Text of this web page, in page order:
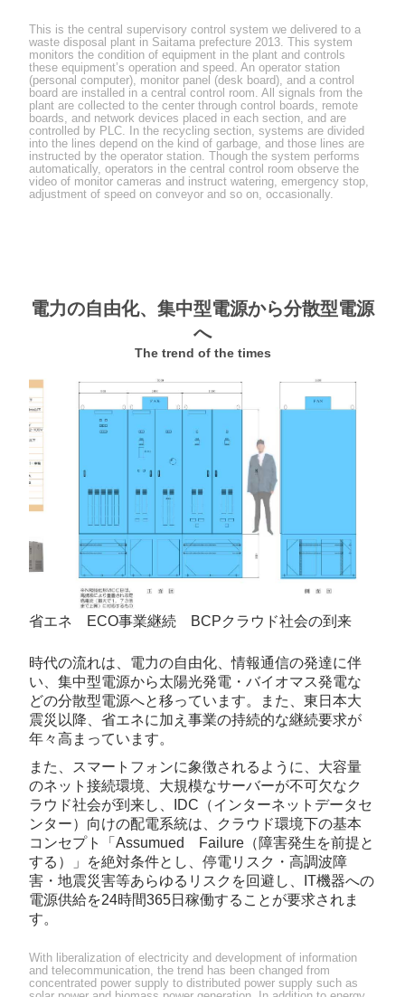
This is the central supervisory control system we delivered to a
waste disposal plant in Saitama prefecture 2013. This system
monitors the condition of equipment in the plant and controls
these equipment’s operation and speed. An operator station
(personal computer), monitor panel (desk board), and a control
board are installed in a central control room. All signals from the
plant are collected to the center through control boards, remote
boards, and network devices placed in each section, and are
controlled by PLC. In the recycling section, systems are divided
into the lines depend on the kind of garbage, and those lines are
instructed by the operator station. Though the system performs
automatically, operators in the central control room observe the
video of monitor cameras and instruct watering, emergency stop,
adjustment of speed on conveyor and so on, occasionally.
電力の自由化、集中型電源から分散型電源
へ
The trend of the times
省エネ ECO事業継続 BCPクラウド社会の到来
時代の流れは、電力の自由化、情報通信の発達に伴
い、集中型電源から太陽光発電・バイオマス発電な
どの分散型電源へと移っています。また、東日本大
震災以降、省エネに加え事業の持続的な継続要求が
年々高まっています。
また、スマートフォンに象徴されるように、大容量
のネット接続環境、大規模なサーバーが不可欠なク
ラウド社会が到来し、IDC（インターネットデータセ
ンター）向けの配電系統は、クラウド環境下の基本
コンセプト「Assumued Failure（障害発生を前提と
する）」を絶対条件とし、停電リスク・高調波障
害・地震災害等あらゆるリスクを回避し、IT機器への
電源供給を24時間365日稼働することが要求されま
す。
With liberalization of electricity and development of information
and telecommunication, the trend has been changed from
concentrated power supply to distributed power supply such as